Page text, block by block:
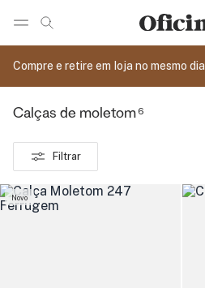
Ir para pagina de pesquisa
Compre e retire em loja no mesmo dia
Calças de moletom 6
Filtrar
Novo